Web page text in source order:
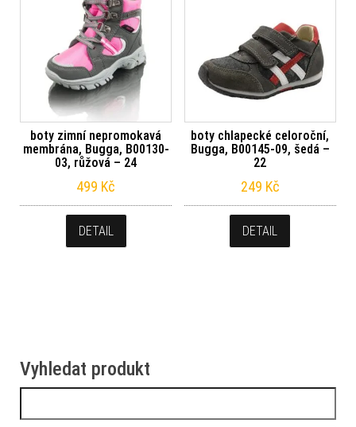
boty zimní nepromokavá
membrána, Bugga, B00130-
03, růžová – 24
499 Kč
DETAIL
boty chlapecké celoroční,
Bugga, B00145-09, šedá –
22
249 Kč
DETAIL
Vyhledat produkt